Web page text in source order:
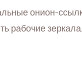
онион-
рабочие